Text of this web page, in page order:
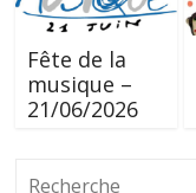
Fête de la
musique –
21/06/2026